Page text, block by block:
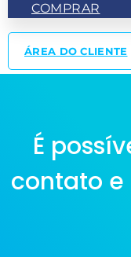
COMPRAR
ÁREA DO CLIENTE
É
contato e